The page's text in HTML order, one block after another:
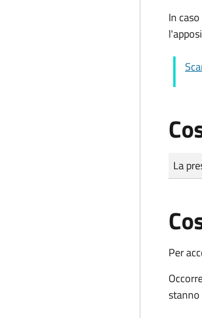
In
Tipo
La
Per
stanno